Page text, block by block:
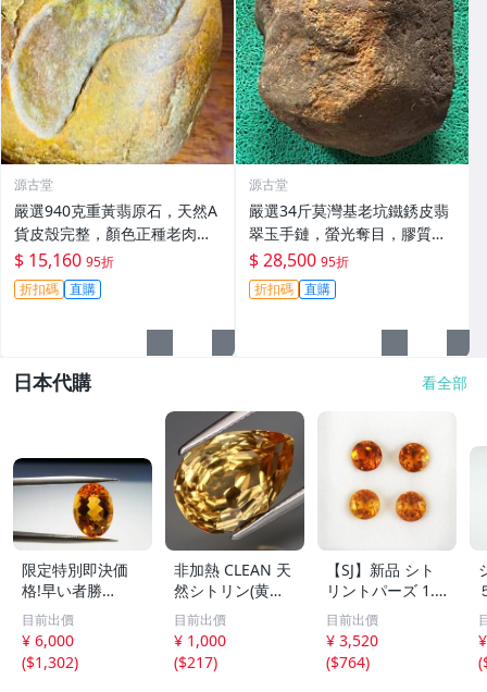
源古堂
嚴選940克重黃翡原石，天然A
貨皮殼完整，顏色正種老肉
細，料子乾淨無裂，適合製作
手鐲或掛件，收藏佳。黃翡 翡
翠 原石
$ 15,160 95折
折扣碼 直購
源古堂
嚴選34斤莫灣基老坑鐵銹皮翡
翠玉手鏈，螢光奪目，膠質飽
滿，表面無損，堅韌耐用，適
合把玩收藏冰種手鏈#翡翠 #A
貨翡翠 #把玩礦石
$ 28,500 95折
折扣碼 直購
日本代購 看全部
限定特別即決価
格!早い者勝
ち！】高級宝飾品
用ルース 色の濃
い透明度抜群のシ
トリントパーズ極
目前出價
¥ 6,000
($1,302)
非加熱 CLEAN 天
然シトリン(黄水
晶) 12.7x9.0mm
3.32カラット
目前出價
¥ 1,000
($217)
【SJ】新品 シト
リントパーズ 1.4
4ct 4ps ジュエリ
ールース AED702
目前出價
¥ 3,520
($764)
(